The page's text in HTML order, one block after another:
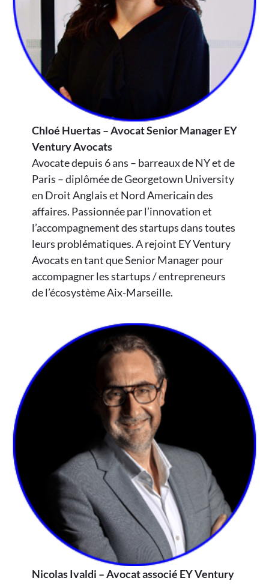
Chloé Huertas – Avocat Senior Manager EY
Ventury Avocats
Avocate depuis 6 ans – barreaux de NY et de
Paris – diplômée de Georgetown University
en Droit Anglais et Nord Americain des
affaires. Passionnée par l’innovation et
l’accompagnement des startups dans toutes
leurs problématiques. A rejoint EY Ventury
Avocats en tant que Senior Manager pour
accompagner les startups / entrepreneurs
de l’écosystème Aix-Marseille.
Nicolas Ivaldi – Avocat associé EY Ventury